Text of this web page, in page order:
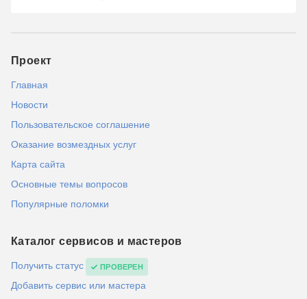
Проект
Главная
Новости
Пользовательское соглашение
Оказание возмездных услуг
Карта сайта
Основные темы вопросов
Популярные поломки
Каталог сервисов и мастеров
Получить статус ПРОВЕРЕН
Добавить сервис или мастера